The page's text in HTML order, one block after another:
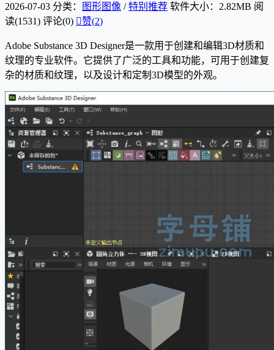
2026-07-03 分类： 图形图像 /特别推荐 软件大小：2.82MB 阅
读(1531) 评论(0) 赞(2)
Adobe Substance 3D Designer是一款用于创建和编辑3D材质和
纹理的专业软件。它提供了广泛的工具和功能，可用于创建复
杂的材质和纹理，以及设计和定制3D模型的外观。